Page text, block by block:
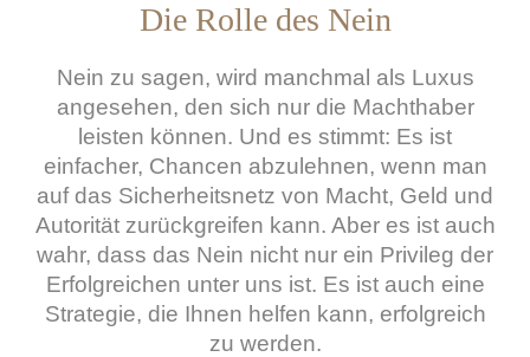
Die Rolle des Nein
Nein zu sagen, wird manchmal als Luxus
angesehen, den sich nur die Machthaber
leisten können. Und es stimmt: Es ist
einfacher, Chancen abzulehnen, wenn man
auf das Sicherheitsnetz von Macht, Geld und
Autorität zurückgreifen kann. Aber es ist auch
wahr, dass das Nein nicht nur ein Privileg der
Erfolgreichen unter uns ist. Es ist auch eine
Strategie, die Ihnen helfen kann, erfolgreich
zu werden.